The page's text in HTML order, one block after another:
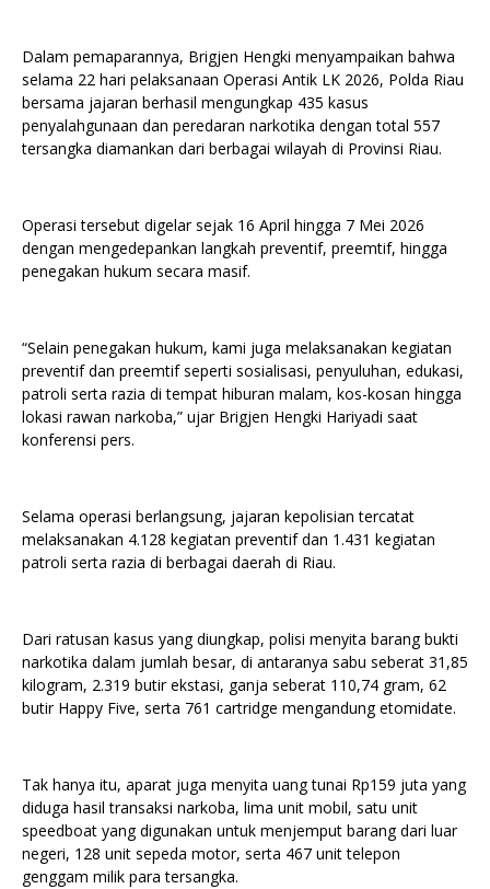
Dalam pemaparannya, Brigjen Hengki menyampaikan bahwa
selama 22 hari pelaksanaan Operasi Antik LK 2026, Polda Riau
bersama jajaran berhasil mengungkap 435 kasus
penyalahgunaan dan peredaran narkotika dengan total 557
tersangka diamankan dari berbagai wilayah di Provinsi Riau.
Operasi tersebut digelar sejak 16 April hingga 7 Mei 2026
dengan mengedepankan langkah preventif, preemtif, hingga
penegakan hukum secara masif.
“Selain penegakan hukum, kami juga melaksanakan kegiatan
preventif dan preemtif seperti sosialisasi, penyuluhan, edukasi,
patroli serta razia di tempat hiburan malam, kos-kosan hingga
lokasi rawan narkoba,” ujar Brigjen Hengki Hariyadi saat
konferensi pers.
Selama operasi berlangsung, jajaran kepolisian tercatat
melaksanakan 4.128 kegiatan preventif dan 1.431 kegiatan
patroli serta razia di berbagai daerah di Riau.
Dari ratusan kasus yang diungkap, polisi menyita barang bukti
narkotika dalam jumlah besar, di antaranya sabu seberat 31,85
kilogram, 2.319 butir ekstasi, ganja seberat 110,74 gram, 62
butir Happy Five, serta 761 cartridge mengandung etomidate.
Tak hanya itu, aparat juga menyita uang tunai Rp159 juta yang
diduga hasil transaksi narkoba, lima unit mobil, satu unit
speedboat yang digunakan untuk menjemput barang dari luar
negeri, 128 unit sepeda motor, serta 467 unit telepon
genggam milik para tersangka.